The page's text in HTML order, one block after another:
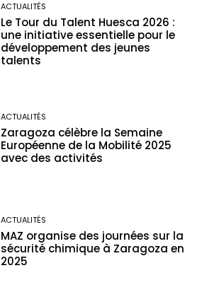
ACTUALITÉS
Le Tour du Talent Huesca 2026 :
une initiative essentielle pour le
développement des jeunes
talents
ACTUALITÉS
Zaragoza célèbre la Semaine
Européenne de la Mobilité 2025
avec des activités
ACTUALITÉS
MAZ organise des journées sur la
sécurité chimique à Zaragoza en
2025